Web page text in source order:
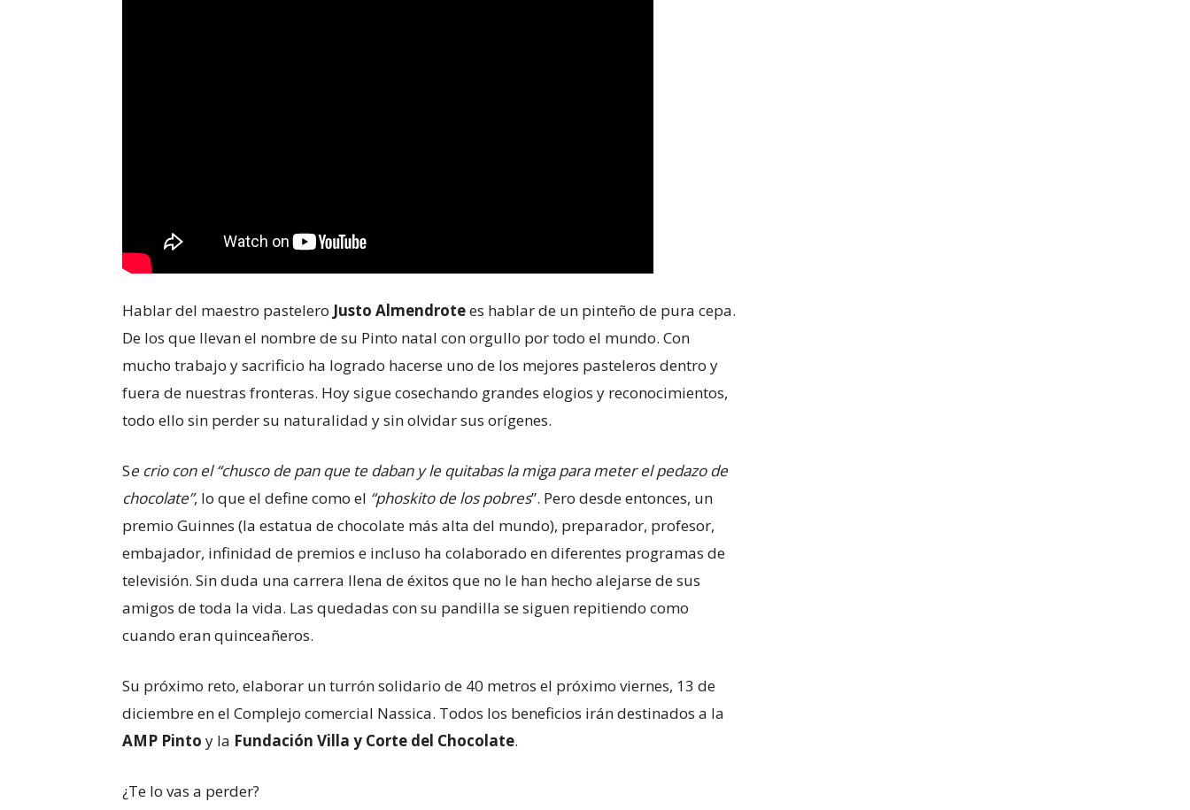
Hablar del maestro pastelero Justo Almendrotees hablar de un pinteño de pura cepa.
De los que llevan el nombre de su Pinto natal con orgullo por todo el mundo. Con
mucho trabajo y sacrificio ha logrado hacerse uno de los mejores pasteleros dentro y
fuera de nuestras fronteras. Hoy sigue cosechando grandes elogios y reconocimientos,
todo ello sin perder su naturalidad y sin olvidar sus orígenes.
Se crio con el “chusco de pan que te daban y le quitabas la miga para meter el pedazo de
chocolate”, lo que el define como el “phoskito de los pobres”. Pero desde entonces, un
premio Guinnes (la estatua de chocolate más alta del mundo), preparador, profesor,
embajador, infinidad de premios e incluso ha colaborado en diferentes programas de
televisión. Sin duda una carrera llena de éxitos que no le han hecho alejarse de sus
amigos de toda la vida. Las quedadas con su pandilla se siguen repitiendo como
cuando eran quinceañeros.
Su próximo reto, elaborar un turrón solidario de 40 metros el próximo viernes, 13 de
diciembre en el Complejo comercial Nassica. Todos los beneficios irán destinados a la
AMP Pinto y la Fundación Villa y Corte del Chocolate.
¿Te lo vas a perder?